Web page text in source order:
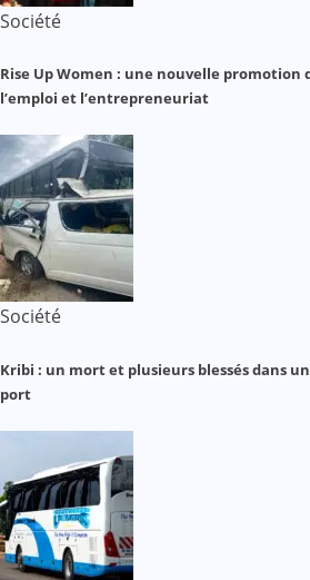
Société
Rise Up Women : une nouvelle
l’emploi et l’entrepreneuriat
Société
Kribi : un mort et plusieurs blessés dans
port